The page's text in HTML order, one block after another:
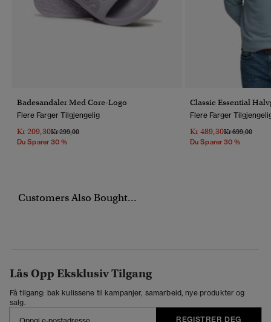
Badesandaler Med Core-Logo
Flere Farger Tilgjengelig
Kr 209,30Pris Nedsatt Fra
Kr 299,00Til
Du Sparer 30 %
Classic Essential
Flere Farger
Kr 489,30Pris Nedsatt
Kr 699,00Til
Du Sparer 30 %
Customers Also Bought...
Lås Opp Eksklusiv Tilgang
Få tilgang: bak kulissene til kampanjer, samarbeid, nye produkter og
salg.
REGISTRER DEG